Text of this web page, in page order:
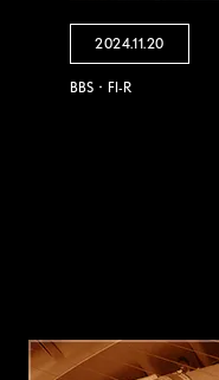
2024.11.20
BBS・FI-R